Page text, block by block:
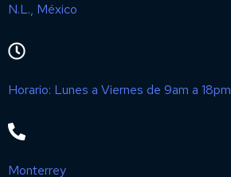
N.L., México
Horario: Lunes a Viernes de 9am a 18pm
Monterrey